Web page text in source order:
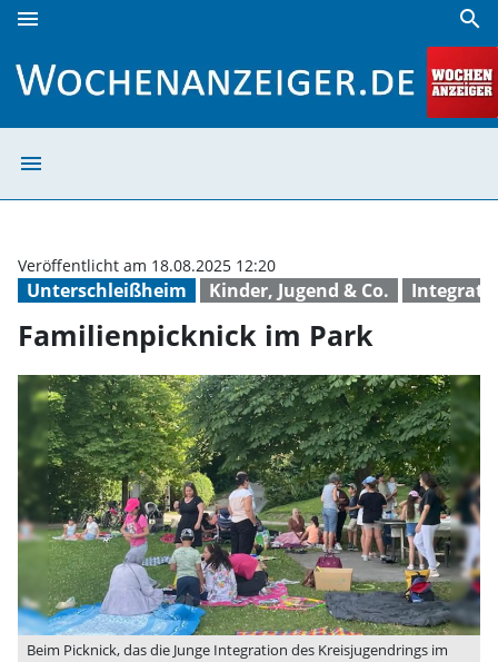
menu search
menu
Unterschleißheim Kinder, Jugend & Co.
Veröffentlicht am 18.08.2025 12:20
Familienpicknick im Park
Beim Picknick, das die Junge Integration des Kreisjugendrings im